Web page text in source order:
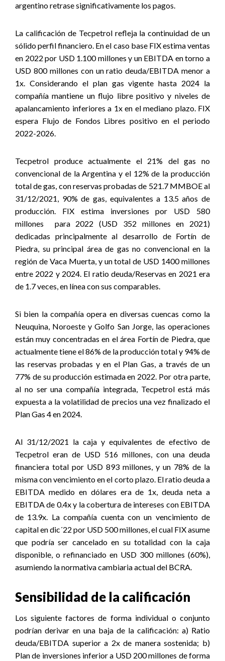
argentino retrase significativamente los pagos.
La calificación de Tecpetrol refleja la continuidad de un
sólido perfil financiero. En el caso base FIX estima ventas
en 2022 por USD 1.100 millones y un EBITDA en torno a
USD 800 millones con un ratio deuda/EBITDA menor a
1x. Considerando el plan gas vigente hasta 2024 la
compañía mantiene un flujo libre positivo y niveles de
apalancamiento inferiores a 1x en el mediano plazo. FIX
espera Flujo de Fondos Libres positivo en el periodo
2022-2026.
Tecpetrol produce actualmente el 21% del gas no
convencional de la Argentina y el 12% de la producción
total de gas, con reservas probadas de 521.7 MMBOE al
31/12/2021, 90% de gas, equivalentes a 13.5 años de
producción. FIX estima inversiones por USD 580
millones para 2022 (USD 352 millones en 2021)
dedicadas principalmente al desarrollo de Fortín de
Piedra, su principal área de gas no convencional en la
región de Vaca Muerta, y un total de USD 1400 millones
entre 2022 y 2024. El ratio deuda/Reservas en 2021 era
de 1.7 veces, en línea con sus comparables.
Si bien la compañía opera en diversas cuencas como la
Neuquina, Noroeste y Golfo San Jorge, las operaciones
están muy concentradas en el área Fortín de Piedra, que
actualmente tiene el 86% de la producción total y 94% de
las reservas probadas y en el Plan Gas, a través de un
77% de su producción estimada en 2022. Por otra parte,
al no ser una compañía integrada, Tecpetrol está más
expuesta a la volatilidad de precios una vez finalizado el
Plan Gas 4 en 2024.
Al 31/12/2021 la caja y equivalentes de efectivo de
Tecpetrol eran de USD 516 millones, con una deuda
financiera total por USD 893 millones, y un 78% de la
misma con vencimiento en el corto plazo. El ratio deuda a
EBITDA medido en dólares era de 1x, deuda neta a
EBITDA de 0.4x y la cobertura de intereses con EBITDA
de 13.9x. La compañía cuenta con un vencimiento de
capital en dic´22 por USD 500 millones, el cual FIX asume
que podría ser cancelado en su totalidad con la caja
disponible, o refinanciado en USD 300 millones (60%),
asumiendo la normativa cambiaria actual del BCRA.
Sensibilidad de la calificación
Los siguiente factores de forma individual o conjunto
podrían derivar en una baja de la calificación: a) Ratio
deuda/EBITDA superior a 2x de manera sostenida; b)
Plan de inversiones inferior a USD 200 millones de forma